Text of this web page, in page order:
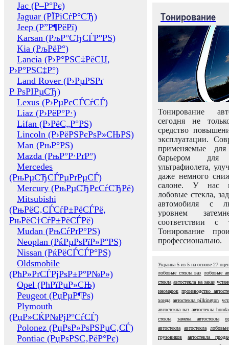
Jac (Р–Р°Рє)
Jaguar (РЇРіСѓР°СЂ)
Jeep (Р”Р¶РёРї)
Karsan (РљР°СЂСЃР°РЅ)
Kia (РљРёР°)
Lancia (Р›Р°РЅС‡РёСЏ,
Р›Р°РЅС‡Р°)
Land Rover (Р›РµРЅРґ
Р РѕРІРµСЂ)
Lexus (Р›РµРєСЃСѓСЃ)
Liaz (Р›РёР°Р·)
Lifan (Р›РёС„Р°РЅ)
Lincoln (Р›РёРЅРєРѕР»СЊРЅ)
Man (РњР°РЅ)
Mazda (РњР°Р·РґР°)
Mercedes
(РњРµСЂСЃРµРґРµСЃ)
Mercury (РњРµСЂРєСѓСЂРё)
Mitsubishi
(РњРёС‚СЃСѓР±РёСЃРё,
РњРёС†СѓР±РёСЃРё)
Mudan (РњСѓРґР°РЅ)
Neoplan (РќРµРѕРїР»Р°РЅ)
Nissan (РќРёСЃСЃР°РЅ)
Oldsmobile
(РћР»РґСЃРјРѕР±Р°Р№Р»)
Opel (РћРїРµР»СЊ)
Peugeot (РџРµР¶Рѕ)
Plymouth
(РџР»СЌР№РјР°СѓСЃ)
Polonez (РџРѕР»РѕРЅРµС‚СЃ)
Pontiac (РџРѕРЅС‚РёР°Рє)
Тонирование
Тонирование
сегодня не
средство
эксплуатации.
применяемые
барьером для
ультрафиолета,
даже немного
салоне. У нас
лобовые стекла,
автомобиля с
уровнем
соответствии с
Тонирование
профессионально.
Украина 5 из 5 на основе 27
лобовые стекла ваз
лобовые
стекла автостекла на заказ
иномарок производство
хонда автостекла pilkington
автостекла ваз автостекла honda
стекла
замена автостекла
автостекла
автостекла
грузовиков
автостекла